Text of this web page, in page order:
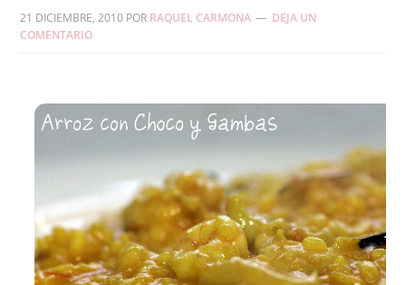
21 DICIEMBRE, 2010 POR RAQUEL CARMONA
DEJA UN
COMENTARIO